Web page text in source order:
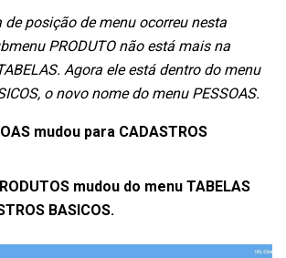
de posição de menu ocorreu nesta
PRODUTO não está mais na
Agora ele está dentro do menu
o novo nome do menu PESSOAS.
mudou para CADASTROS
mudou do menu TABELAS
BASICOS.